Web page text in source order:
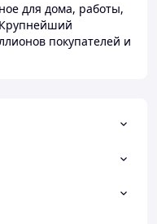
для дома, работы,
покупателей и